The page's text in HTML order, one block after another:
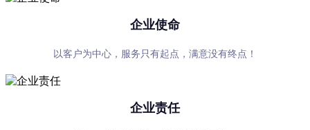
企业使命
以客户为中心，服务只有起点，满意没有终点！
企业责任